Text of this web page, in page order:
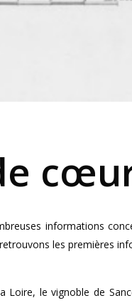
informations
les premières
le vignoble de